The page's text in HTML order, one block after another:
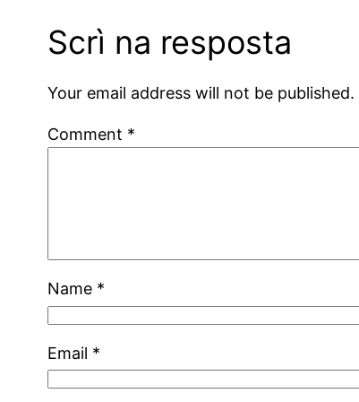
Scrì na resposta
Your email address will not be published.
Comment *
Name *
Email *